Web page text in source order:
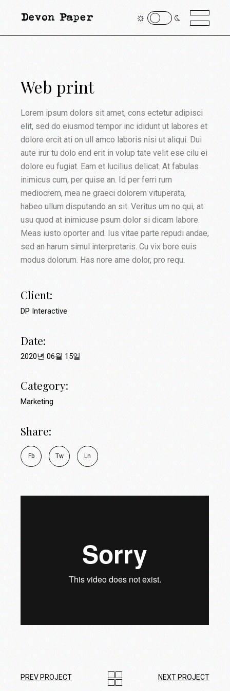
Web print
Lorem ipsum dolors sit amet, cons ectetur adipisci
elit, sed do eiusmod tempor inc ididunt ut labores et
dolore ercit ati on ull amco laboris nisi ut aliqui. Dui
aute irur tu dolo end erit in volup tate velit ese cilu ei
dolore eu fugiat. Eam et lucilius delicat. At fabulas
inimicus cum, per quise an. Id per ferri rum
mediocrem, mea ne graeci dolorem vituperata,
habeo ullum disputando an sit. Veritus um no qui, at
usu quod at inimicuse psum dolor si dicam labore.
Meas iusto oporter and. Ius vitae parte repudi andae,
sed an harum simul interpretaris. Cu vix bore euis
modus dolorum. Has nore ame dolor, pro requ.
Client:
DP Interactive
Date:
2020년 06월 15일
Category:
Marketing
Share:
Fb Tw Ln
PREV PROJECT NEXT PROJECT